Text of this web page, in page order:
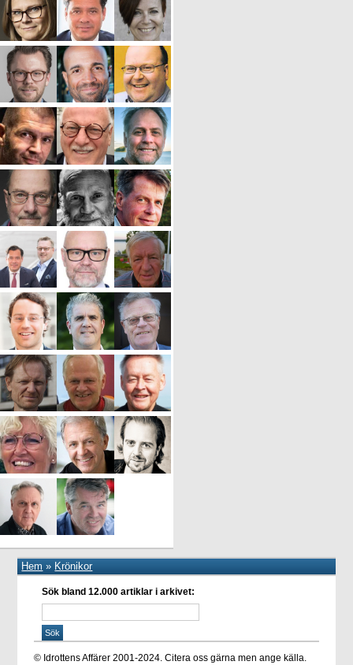
Hem » Krönikor
Sök bland 12.000 artiklar i arkivet:
© Idrottens Affärer 2001-2024. Citera oss gärna men ange källa.